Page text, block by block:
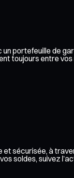
portefeuille de
entre
sécurisée, à
soldes, suivez